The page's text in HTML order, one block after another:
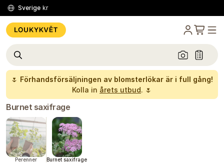
Sverige kr
🌷 Förhandsförsäljningen av blomsterlökar är i full gång!
Kolla in årets utbud. 🌷
Burnet saxifrage
Perenner Burnet saxifrage